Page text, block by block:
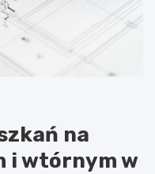
na
i wtórnym w